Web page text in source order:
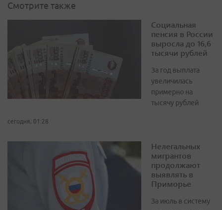
Смотрите также
Социальная
пенсия в России
выросла до 16,6
тысячи рублей
За год выплата
увеличилась
примерно на
тысячу рублей
сегодня, 01:28
Нелегальных
мигрантов
продолжают
выявлять в
Приморье
За июль в систему